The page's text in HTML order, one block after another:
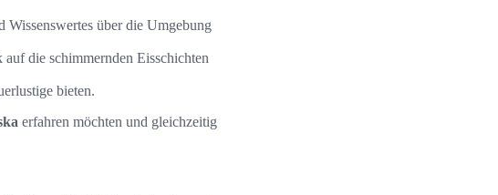
Wissenswertes über die Umgebung
die schimmernden Eisschichten
bieten.
erfahren möchten und gleichzeitig